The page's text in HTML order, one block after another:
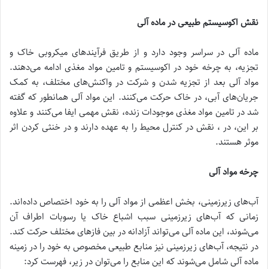
نقش اکوسیستم طبیعی در ماده آلی
ماده آلی در سراسر وجود دارد و از طریق فرآیندهای میکروبی خاک و
تجزیه، به چرخه خود در اکوسیستم و تامین مواد مغذی ادامه می‌دهند.
مواد آلی بعد از تجزیه شدن و شرکت در واکنش‌های مختلف، به کمک
جریان‌های آبی، در خاک حرکت می‌کنند. این مواد آلی همانطور که گفته
شد در تامین مواد مغذی موجودات زنده، نقش مهمی ایفا می‌کنند و علاوه
بر این، در ، نقش در کنترل محیط را به عهده دارند و در خنثی کردن اثر
موثر هستند.
چرخه مواد آلی
آب‌های زیرزمینی، بخش اعظمی از مواد آلی را به خود اختصاص داده‌اند.
زمانی که آب‌های زیرزمینی سبب اشباع خاک یا رسوبات اطراف آن
می‌شوند،‌ این ماده آلی می‌تواند آزادانه در بین فازهای مختلف حرکت کند.
در نتیجه، آب‌های زیرزمینی نیز منابع طبیعی مخصوص به خود را در زمینه
ماده آلی شامل می‌شوند که این منابع را می‌توان در زیر، فهرست کرد: